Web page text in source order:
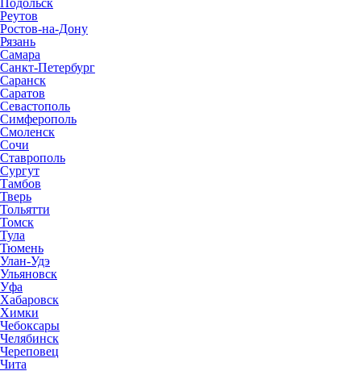
Подольск
Реутов
Ростов-на-Дону
Рязань
Самара
Санкт-Петербург
Саранск
Саратов
Севастополь
Симферополь
Смоленск
Сочи
Ставрополь
Сургут
Тамбов
Тверь
Тольятти
Томск
Тула
Тюмень
Улан-Удэ
Ульяновск
Уфа
Хабаровск
Химки
Чебоксары
Челябинск
Череповец
Чита